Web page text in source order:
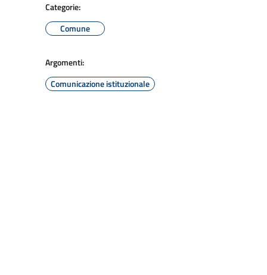
Categorie:
Comune
Argomenti:
Comunicazione istituzionale